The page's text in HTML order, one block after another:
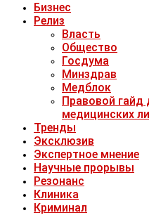
Бизнес
Релиз
Власть
Общество
Госдума
Минздрав
Медблок
Правовой гайд
медицинских
Тренды
Эксклюзив
Экспертное мнение
Научные прорывы
Резонанс
Клиника
Криминал